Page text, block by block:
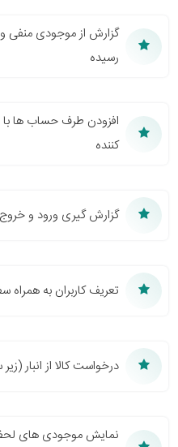
گزارش از موجودی منفی و
رسیده
افزودن طرف حساب ها
کننده
گزارش گیری ورود و
تعریف کاربران به
درخواست کالا از انبار
نمایش موجودی های